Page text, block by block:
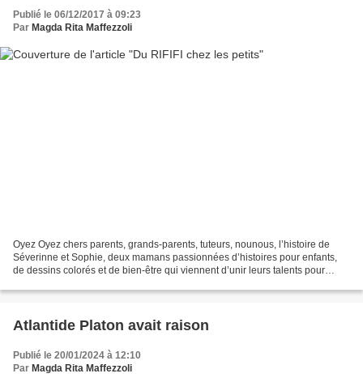
Publié le 06/12/2017 à 09:23
Par Magda Rita Maffezzoli
Oyez Oyez chers parents, grands-parents, tuteurs, nounous, l’histoire de
Séverinne et Sophie, deux mamans passionnées d’histoires pour enfants,
de dessins colorés et de bien-être qui viennent d’unir leurs talents pour
Atlantide Platon avait raison
Publié le 20/01/2024 à 12:10
Par Magda Rita Maffezzoli